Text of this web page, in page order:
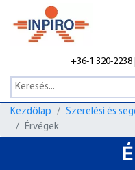
+36-1 320-2238
Kezdőlap Szerelési és
Érvégek